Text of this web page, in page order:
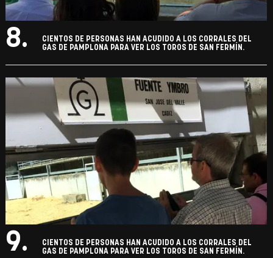
8.
CIENTOS DE PERSONAS HAN ACUDIDO A LOS CORRALES DEL
GAS DE PAMPLONA PARA VER LOS TOROS DE SAN FERMÍN.
9.
CIENTOS DE PERSONAS HAN ACUDIDO A LOS CORRALES DEL
GAS DE PAMPLONA PARA VER LOS TOROS DE SAN FERMÍN.